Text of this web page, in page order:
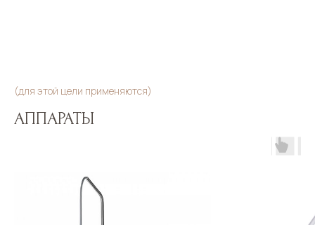
(для этой цели применяются)
АППАРАТЫ